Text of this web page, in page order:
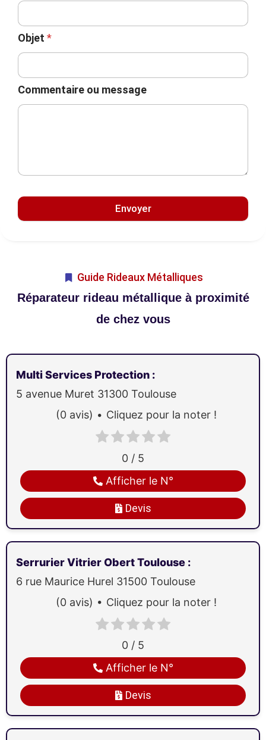
Objet *
Commentaire ou message
Envoyer
Guide Rideaux Métalliques
Réparateur rideau métallique à proximité
de chez vous
Multi Services Protection :
5 avenue Muret 31300 Toulouse
Devis
Afficher le N°
0 / 5
(0 avis) Cliquez pour la noter !
Serrurier Vitrier Obert Toulouse :
6 rue Maurice Hurel 31500 Toulouse
Devis
Afficher le N°
0 / 5
(0 avis) Cliquez pour la noter !